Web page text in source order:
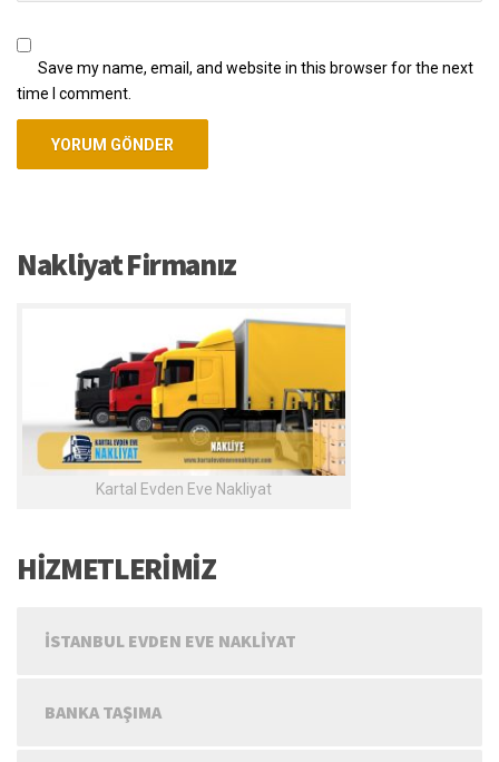
Save my name, email, and website in this browser for the next
time I comment.
Nakliyat Firmanız
Kartal Evden Eve Nakliyat
HİZMETLERİMİZ
İSTANBUL EVDEN EVE NAKLIYAT
BANKA TAŞIMA